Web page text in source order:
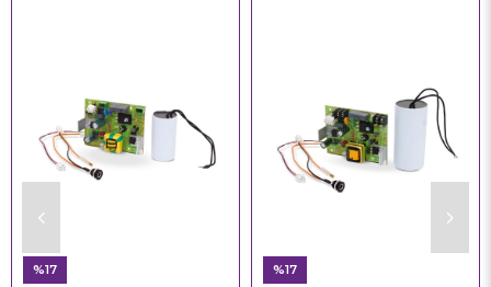
%17 %17